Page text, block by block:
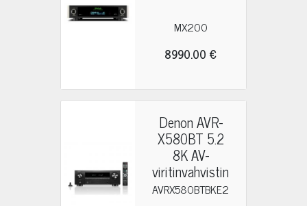
MX200
8990.00 €
Denon AVR-
X580BT 5.2
8K AV-
viritinvahvistin
AVRX580BTBKE2